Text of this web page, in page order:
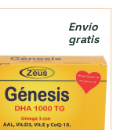
Envío
gratis